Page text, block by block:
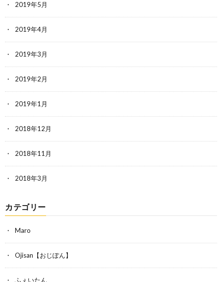
2019年5月
2019年4月
2019年3月
2019年2月
2019年1月
2018年12月
2018年11月
2018年3月
カテゴリー
Maro
Ojisan【おじぽん】
ふぇいたん